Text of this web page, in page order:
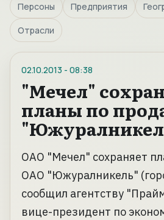
Персоны Предприятия
Отрасли
02.10.2013 - 08:38
"Мечел"
планы по
ОАО "Мечел" сохраняет
ОАО "Южуралникель"
сообщил агентству
вице-президент по